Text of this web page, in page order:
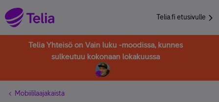
Telia.fi etusivulle
Telia Yhteisö on Vain luku -moodissa, kunnes
sulkeutuu kokonaan lokakuussa
Mobiililaajakaista